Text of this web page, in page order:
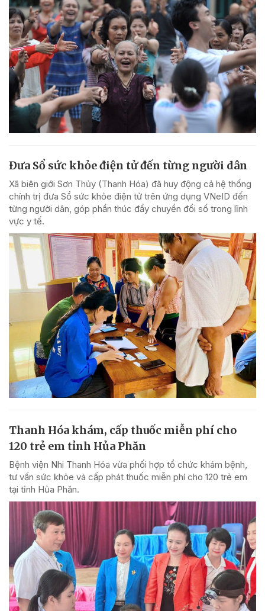
Đưa Sổ sức khỏe điện tử đến từng người dân
Xã biên giới Sơn Thủy (Thanh Hóa) đã huy động cả hệ thống
chính trị đưa Sổ sức khỏe điện tử trên ứng dụng VNeID đến
từng người dân, góp phần thúc đẩy chuyển đổi số trong lĩnh
vực y tế.
Thanh Hóa khám, cấp thuốc miễn phí cho
120 trẻ em tỉnh Hủa Phăn
Bệnh viện Nhi Thanh Hóa vừa phối hợp tổ chức khám bệnh,
tư vấn sức khỏe và cấp phát thuốc miễn phí cho 120 trẻ em
tại tỉnh Hủa Phăn.